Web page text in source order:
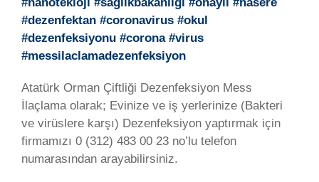
#dezenfektan #coronavirus #okul
#dezenfeksiyonu #corona #virus
#messilaclamadezenfeksiyon
Atatürk Orman Çiftliği Dezenfeksiyon Mess
İlaçlama olarak; Evinize ve iş yerlerinize (Bakteri
ve virüslere karşı) Dezenfeksiyon yaptırmak için
firmamızı 0 (312) 483 00 23 no’lu telefon
numarasından arayabilirsiniz.